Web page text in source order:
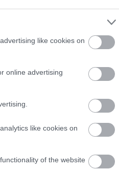
like cookies on
online advertising
like cookies on
of the website
TOVÁBB
BESZÁMOLÓK